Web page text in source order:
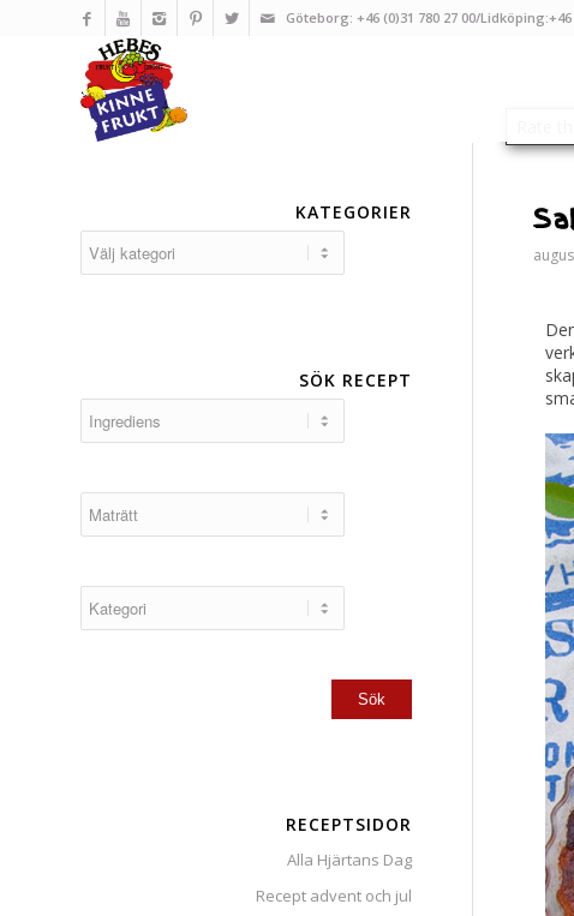
Göteborg: +46 (0)31 780 27 00/
KATEGORIER
SÖK RECEPT
RECEPTSIDOR
Alla Hjärtans Dag
Recept advent och jul